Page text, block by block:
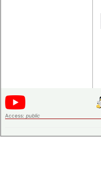
Access: public